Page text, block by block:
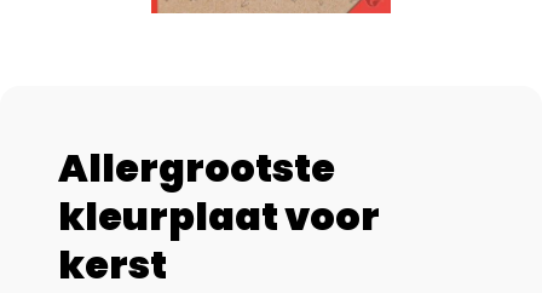
Allergrootste
kleurplaat voor
kerst